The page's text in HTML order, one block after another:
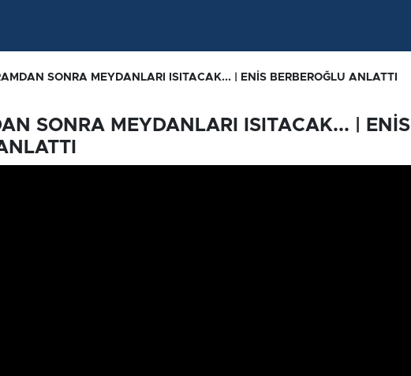
SONRA MEYDANLARI ISITACAK... | ENİS BERBEROĞLU ANLATTI
SONRA MEYDANLARI ISITACAK... | ENİS